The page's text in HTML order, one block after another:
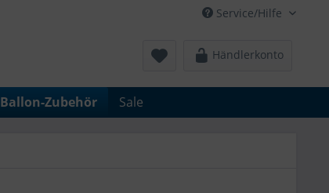
Service/Hilfe
Händlerkonto
Ballon-Zubehör Sale